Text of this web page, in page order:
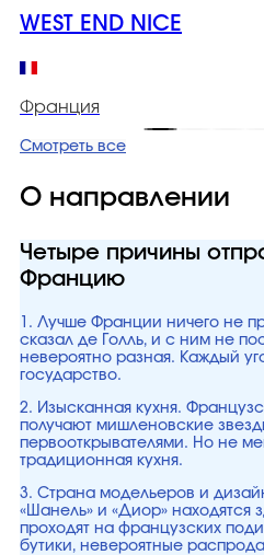
WEST END NICE
Франция
Смотреть все
О направлении
Четыре причины
Францию
1. Лучше Франции ничего не
сказал де Голль, и с ним не
невероятно разная. Каждый
государство.
2. Изысканная кухня.
получают мишленовские
первооткрывателями. Но не
традиционная кухня.
3. Страна модельеров и
«Шанель» и «Диор» находятся
проходят на французских
бутики, невероятные